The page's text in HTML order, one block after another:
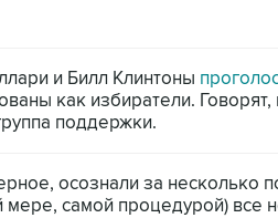
и Билл Клинтоны
как избиратели. Говорят,
поддержки.
осознали за несколько
самой процедурой) все